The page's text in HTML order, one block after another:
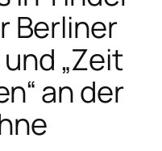
Berliner
„Zeit
an der